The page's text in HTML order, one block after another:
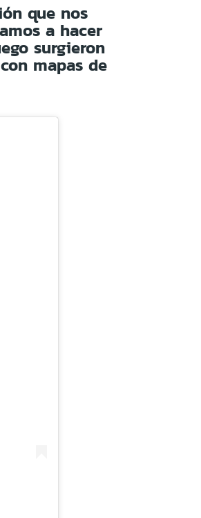
que nos
a hacer
surgieron
mapas de